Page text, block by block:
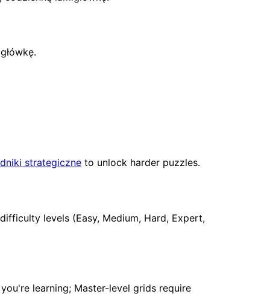
strategiczne to unlock harder puzzles.
levels (Easy, Medium, Hard, Expert,
learning; Master-level grids require